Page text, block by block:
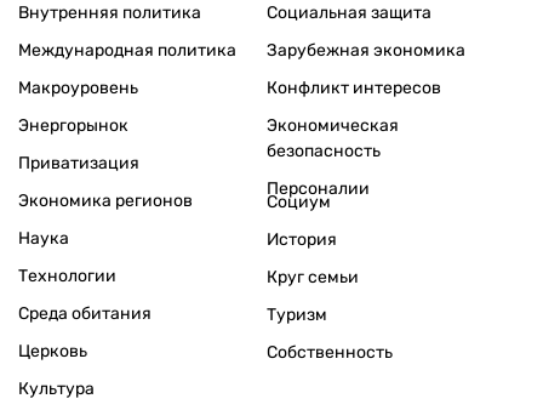
Внутренняя политика
Международная политика
Макроуровень
Энергорынок
Приватизация
Экономика регионов
Социальная защита
Зарубежная экономика
Конфликт интересов
Экономическая
безопасность
Персоналии
Наука
Технологии
Среда обитания
Церковь
Культура
Социум
История
Круг семьи
Туризм
Собственность